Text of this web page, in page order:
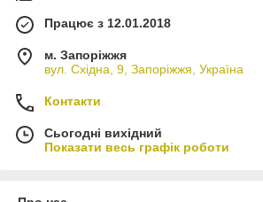
Працює з 12.01.2018
м. Запоріжжя
вул. Східна, 9, Запоріжжя, Україна
Контакти
Сьогодні вихідний
Показати весь графік роботи